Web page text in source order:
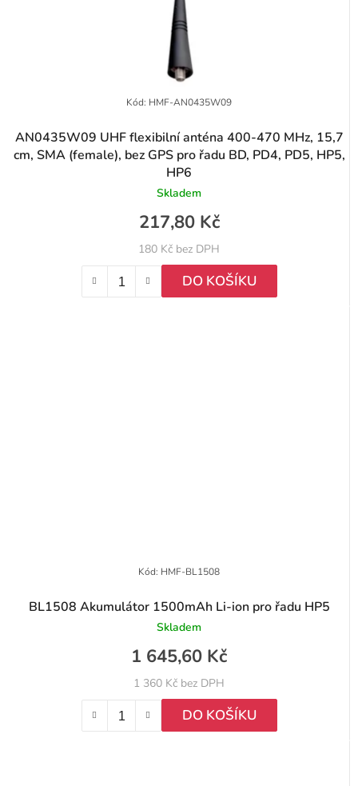
AN0435W09 UHF flexibilní anténa 400-470 MHz, 15,7
cm, SMA (female), bez GPS pro řadu BD, PD4, PD5, HP5,
HP6
Skladem
180 Kč bez DPH
217,80 Kč
DO KOŠÍKU
Kód: HMF-AN0435W09
BL1508 Akumulátor 1500mAh Li-ion pro řadu HP5
Skladem
1 360 Kč bez DPH
1 645,60 Kč
DO KOŠÍKU
Kód: HMF-BL1508